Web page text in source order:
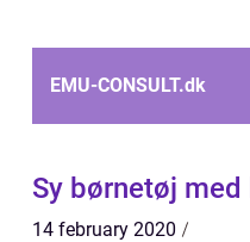
EMU-CONSULT.dk
Sy børnetøj
14 february 2020